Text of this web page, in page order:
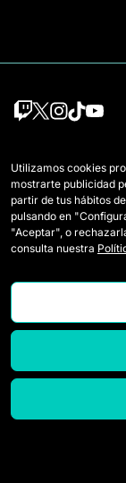
Giocatrici Draft
Wildcards
Partite
Classifica
Statistiche
Utilizamos cookies
mostrarte publicidad
partir de tus hábitos
pulsando en
"Aceptar", o
consulta nuestra